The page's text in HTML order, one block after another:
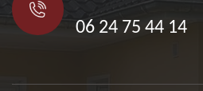
06 24 75 44 14